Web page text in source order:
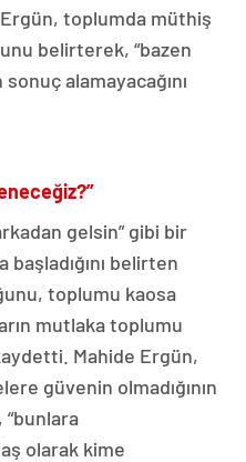
toplumda müthiş
belirterek, “bazen
alamayacağını
gelsin” gibi bir
belirten
toplumu kaosa
mutlaka toplumu
Mahide Ergün,
güvenin olmadığının
olarak kime